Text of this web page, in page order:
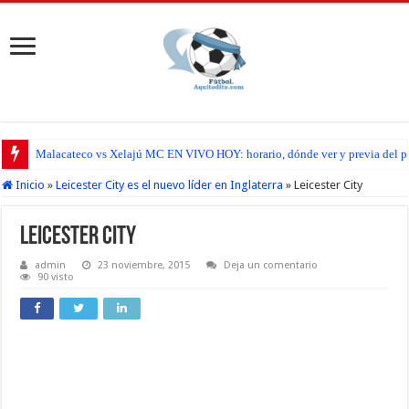
Malacateco vs Xelajú MC EN VIVO HOY: horario, dónde ver y previa del
Inicio » Leicester City es el nuevo líder en Inglaterra » Leicester City
Leicester City
admin 23 noviembre, 2015
Deja un comentario
90 visto